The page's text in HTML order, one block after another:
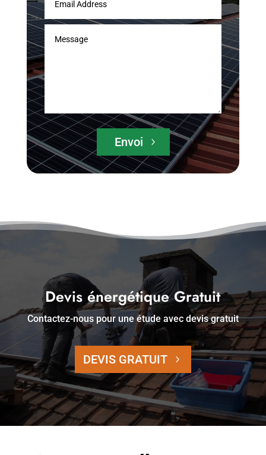
Envoi
Devis énergétique Gratuit
Contactez-nous pour une étude avec devis gratuit
DEVIS GRATUIT